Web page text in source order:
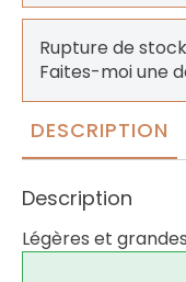
Rupture de
Faites-moi une
DESCRIPTION
Description
Légères et